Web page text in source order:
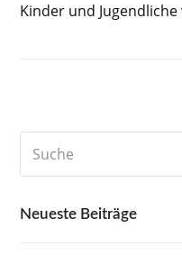
Kinder und
Neueste Beiträge